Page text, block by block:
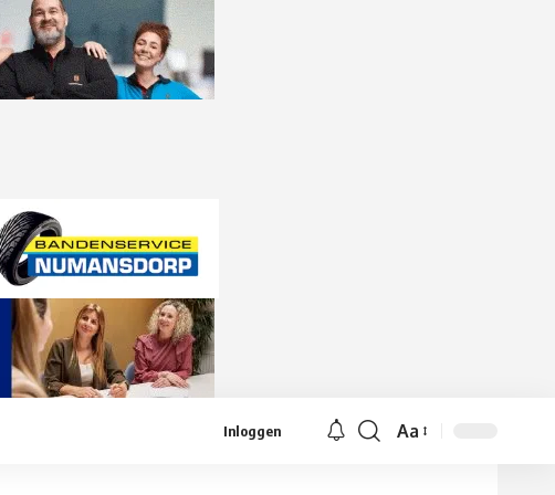
Inloggen
Lettergrootte
Aa